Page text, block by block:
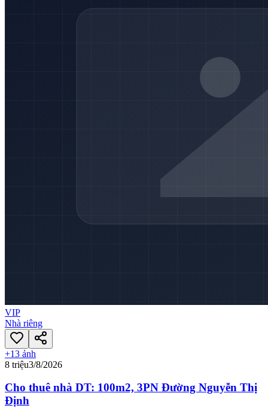
VIP
Nhà riêng
+13 ảnh
8 triệu3/8/2026
Cho thuê nhà DT: 100m2, 3PN Đường Nguyễn Thị
Định